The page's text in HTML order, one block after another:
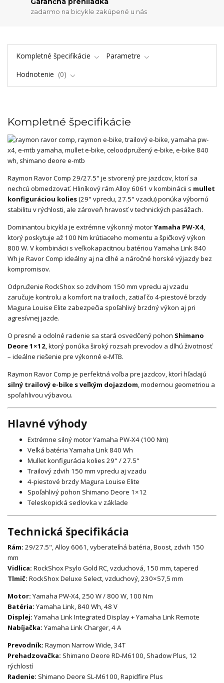
zadarmo na bicykle zakúpené u nás
Kompletné špecifikácie
Parametre
Hodnotenie
0
Kompletné špecifikácie
Raymon Ravor Comp 29/27.5" je stvorený pre jazdcov, ktorí sa
nechcú obmedzovať. Hliníkový rám Alloy 6061 v kombinácii s mullet
konfiguráciou kolies(29" vpredu, 27.5" vzadu) ponúka výbornú
stabilitu v rýchlosti, ale zároveň hravosť v technických pasážach.
Dominantou bicykla je extrémne výkonný motorYamaha PW-X4,
ktorý poskytuje až 100 Nm krútiaceho momentu a špičkový výkon
800 W. V kombinácii s veľkokapacitnou batériou Yamaha Link 840
Wh je Ravor Comp ideálny aj na dlhé a náročné horské výjazdy bez
kompromisov.
Odpruženie RockShox so zdvihom 150 mm vpredu aj vzadu
zaručuje kontrolu a komfort na trailoch, zatiaľ čo 4-piestové brzdy
Magura Louise Elite zabezpečia spoľahlivý brzdný výkon aj pri
agresívnej jazde.
O presné a odolné radenie sa stará osvedčený pohon Shimano
Deore1×12, ktorý ponúka široký rozsah prevodov a dlhú životnosť
– ideálne riešenie pre výkonné e-MTB.
Raymon Ravor Comp je perfektná voľba pre jazdcov, ktorí hľadajú
silný trailový e-bike s veľkým dojazdom, modernou geometriou a
spoľahlivou výbavou.
Hlavné výhody
Extrémne silný motor Yamaha PW-X4 (100 Nm)
Veľká batéria Yamaha Link 840 Wh
Mullet konfigurácia kolies 29" / 27.5"
Trailový zdvih 150 mm vpredu aj vzadu
4-piestové brzdy Magura Louise Elite
Spoľahlivý pohon Shimano Deore 1×12
Teleskopická sedlovka v základe
Technická špecifikácia
Rám: 29/27.5", Alloy 6061, vyberateľná batéria, Boost, zdvih 150
mm
Vidlica: RockShox Psylo Gold RC, vzduchová, 150 mm, tapered
Tlmič: RockShox Deluxe Select, vzduchový, 230×57,5 mm
Motor: Yamaha PW-X4, 250 W / 800 W, 100 Nm
Batéria: Yamaha Link, 840 Wh, 48 V
Displej: Yamaha Link Integrated Display + Yamaha Link Remote
Nabíjačka: Yamaha Link Charger, 4 A
Prevodník: Raymon Narrow Wide, 34T
Prehadzovačka: Shimano Deore RD-M6100, Shadow Plus, 12
rýchlostí
Radenie: Shimano Deore SL-M6100, Rapidfire Plus